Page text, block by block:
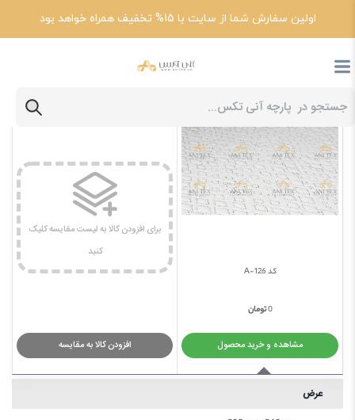
اولین سفارش شما از سایت با 15% تخفیف همراه خواهد بود
کد 126-A
0تومان
مشاهده و خرید محصول
برای افزودن کالا به لیست مقایسه کلیک
کنید
افزودن کالا به مقایسه
عرض